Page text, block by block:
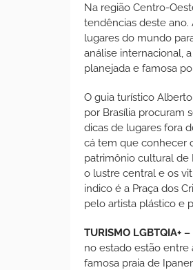
Na região Centro-
tendências deste ano.
lugares do mundo
análise internacional,
planejada e famosa
O guia turístico
por Brasília procuram
dicas de lugares fora
cá tem que conhecer
patrimônio cultural de
o lustre central e os
indico é a Praça dos
pelo artista plástico e
TURISMO LGBTQIA+ –
no estado estão entre
famosa praia de